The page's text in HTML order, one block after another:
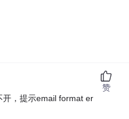
开，提示email format er
赞